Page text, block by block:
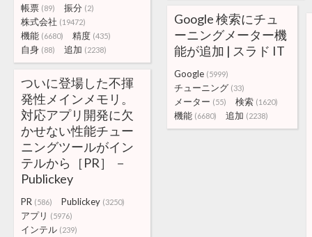
帳票 (89) 振分 (2)
株式会社 (19472)
機能 (6680) 精度 (435)
自身 (88) 追加 (2238)
Google 検索にチュ
ーニングメーター機
能が追加 | スラド IT
Google (5999)
チューニング (33)
メーター (55) 検索 (1620)
機能 (6680) 追加 (2238)
ついに登場した不揮
発性メインメモリ。
対応アプリ開発に欠
かせない性能チュー
ニングツールがイン
テルから［PR］ －
Publickey
PR (586) Publickey (3250)
アプリ (5976)
インテル (239)